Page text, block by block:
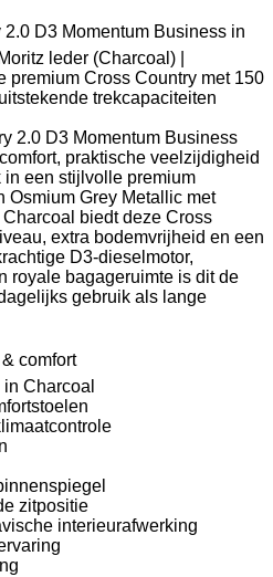
2.0 D3 Momentum Business in
leder (Charcoal) |
premium Cross Country met 150
trekcapaciteiten
2.0 D3 Momentum Business
praktische veelzijdigheid
een stijlvolle premium
Osmium Grey Metallic met
biedt deze Cross
extra bodemvrijheid en een
D3-dieselmotor,
royale bagageruimte is dit de
gebruik als lange
comfort
Charcoal
zitpositie
interieurafwerking